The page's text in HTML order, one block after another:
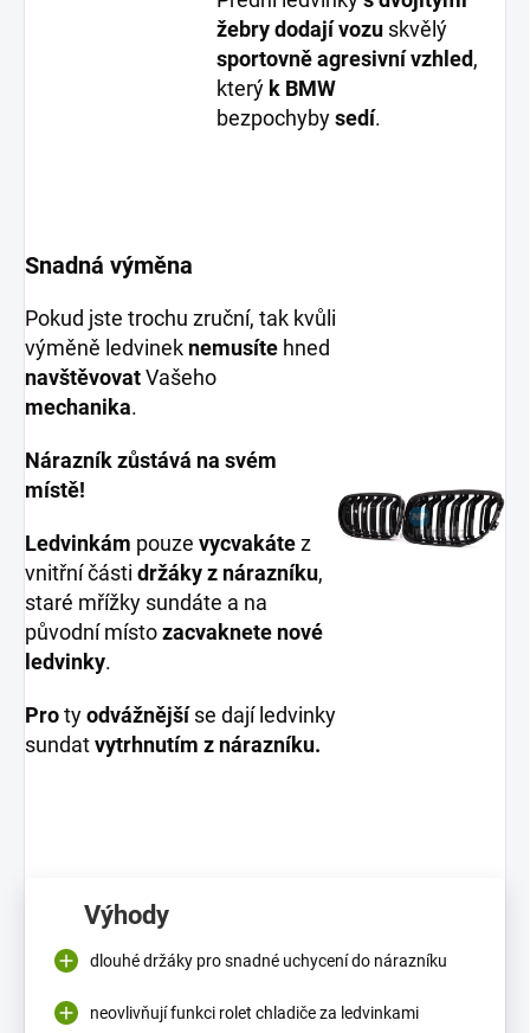
žebrydodají vozu skvělý
sportovně agresivní vzhled,
který k BMW
bezpochybysedí.
Snadná výměna
Pokud jste trochu zruční, tak kvůli
výměně ledvinek nemusíte hned
navštěvovatVašeho
mechanika.
Nárazník zůstává na svém
místě!
Ledvinkám pouze vycvakátez
vnitřní části držáky z nárazníku,
staré mřížky sundáte a na
původní místozacvaknete nové
ledvinky.
Protyodvážnějšíse dají ledvinky
sundatvytrhnutím z nárazníku.
Výhody
dlouhé držáky pro snadné uchycení do nárazníku
neovlivňují funkci rolet chladiče za ledvinkami